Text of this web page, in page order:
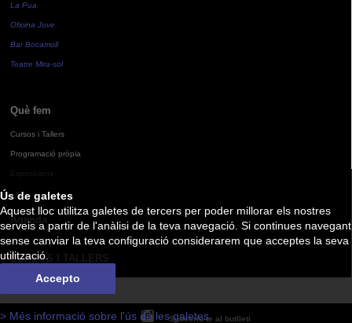
Ús de galetes
Aquest lloc utilitza galetes de tercers per poder millorar els nostres
serveis a partir de l'anàlisi de la teva navegació. Si continues navegant
sense canviar la teva configuració considerarem que acceptes la seva
utilització.
Accepto
> Més informació sobre l'ús de les galetes
La Pua
Oficina Jove
Bar Bocamoll
Teatre Mira-sol
Què fem
Cursos i Tallers
Programació pròpia
Agenda
CURSOS I TALLERS
Subscriu-te al butlletí